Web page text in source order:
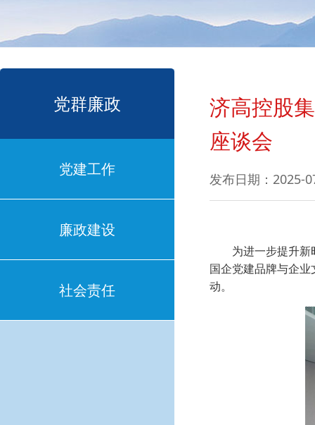
党群廉政
党建工作
廉政建设
社会责任
济高控股
座谈会
发布日期：2025-
为进一步提升新
国企党建品牌与企
动。